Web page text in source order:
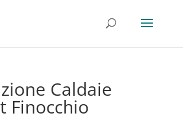
Caldaie
Finocchio